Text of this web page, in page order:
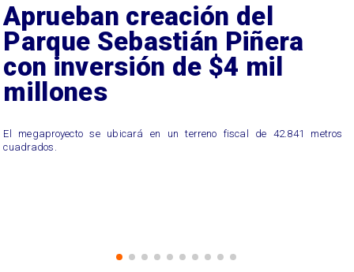
Aprueban creación del
Parque Sebastián Piñera
con inversión de $4 mil
millones
El megaproyecto se ubicará en un terreno fiscal de 42.841 metros
cuadrados.